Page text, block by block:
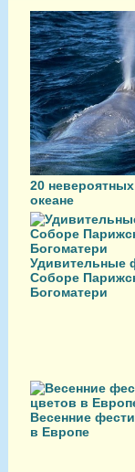
20
океане
Удивительные
Соборе
Богоматери
Весенние
в Европе